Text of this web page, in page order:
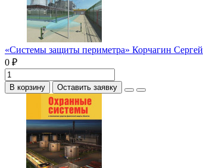
«Системы защиты периметра» Корчагин Сергей
0 ₽
В корзину Оставить заявку